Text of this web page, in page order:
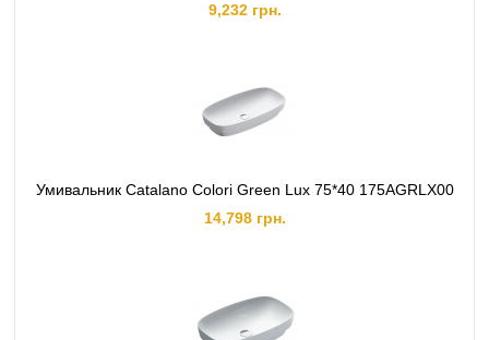
9,232 грн.
Умивальник Catalano Colori Green Lux 75*40 175AGRLX00
14,798 грн.